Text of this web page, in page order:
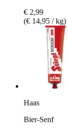
€ 2,99
(€ 14,95 / kg)
Haas
Bier-Senf